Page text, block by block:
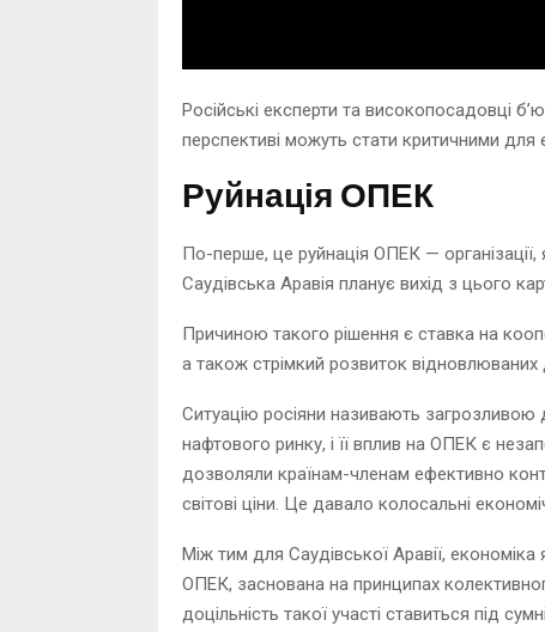
Російські експерти та високопосадовці
перспективі можуть стати критичними для
Руйнація ОПЕК
По-перше, це руйнація ОПЕК —
Саудівська Аравія планує вихід з цього
Причиною такого рішення є ставка на
а також стрімкий розвиток відновлюваних
Ситуацію росіяни називають загрозливою
нафтового ринку, і її вплив на ОПЕК є
дозволяли країнам-членам ефективно
світові ціни. Це давало колосальні
Між тим для Саудівської Аравії,
ОПЕК, заснована на принципах
доцільність такої участі ставиться під